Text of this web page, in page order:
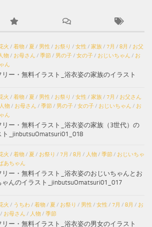
火 / 着物/ 夏 / 男性 / お祭り / 女性 / 家族/ 7月 / 8月 / お父
物/ お母さん / 季節/ 男の子/ 女の子/ おじいちゃん / お
ん
リー・無料イラスト_浴衣姿の家族のイラスト
火 / 着物/ 夏 / 男性 / お祭り / 女性 / 家族/ 7月 / お父さん
人物/ お母さん / 季節/ 男の子/ 女の子/ おじいちゃん / お
ん
リー・無料イラスト_浴衣姿の家族（3世代）の
ト_jinbutsuOmatsuri01_018
火 / 着物/ 夏 / お祭り / 7月 / 8月 / 人物/ 季節/ おじいちゃ
あちゃん
リー・無料イラスト_浴衣姿のおじいちゃんとお
ゃんのイラスト_jinbutsuOmatsuri01_017
火 / うちわ/ 着物/ 夏 / お祭り / 男性 / 女性 / 7月 / 8月 / お
/ お母さん / 人物/ 季節
リー・無料イラスト_浴衣姿の男女のイラスト